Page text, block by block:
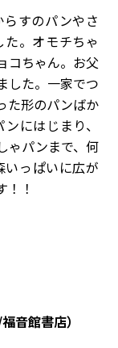
すのパンやさ
。オモチちゃ
コちゃん。お父
した。一家でつ
た形のパンばか
にはじまり、
ゃパンまで、何
っぱいに広が
！！
音館書店）